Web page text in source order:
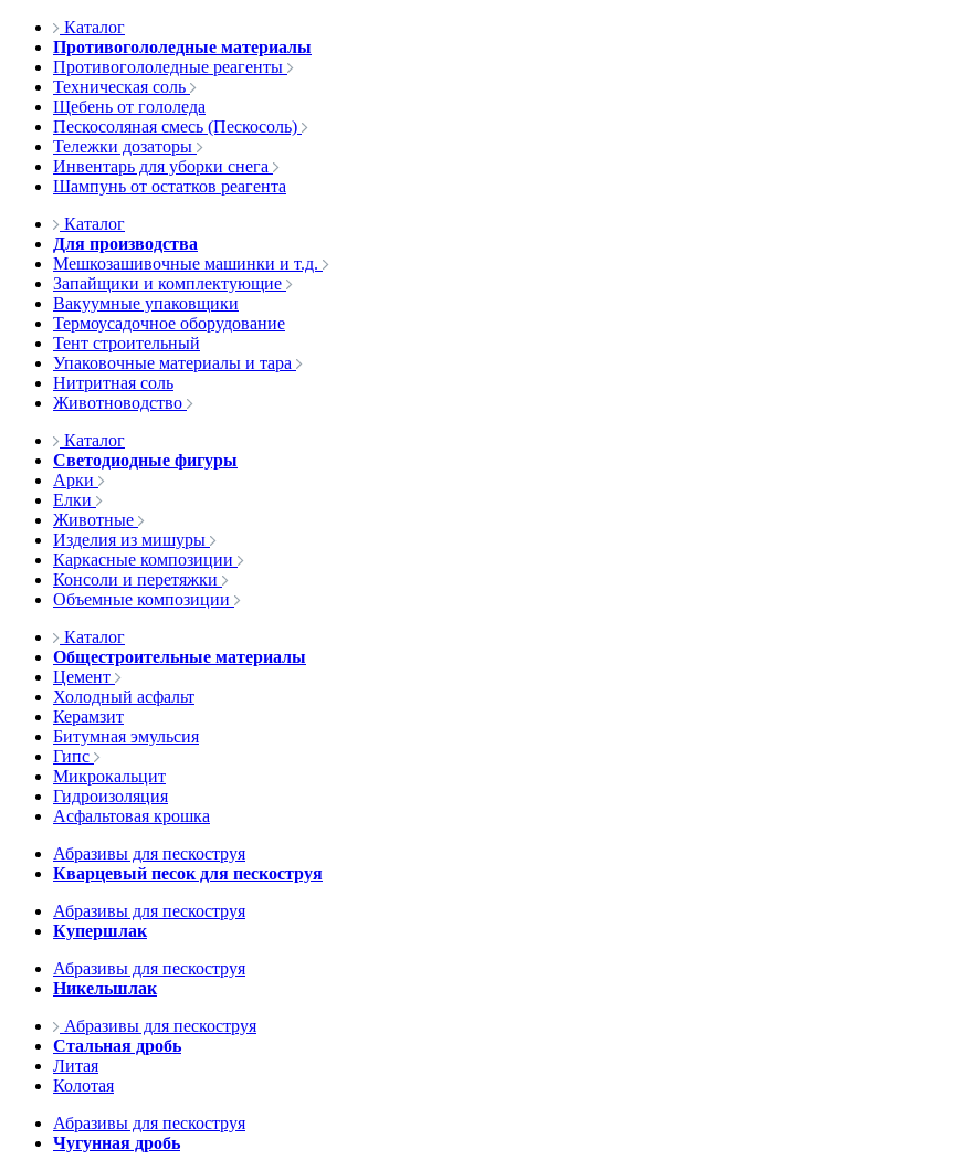
Каталог
Противогололедные материалы
Противогололедные реагенты
Техническая соль
Щебень от гололеда
Пескосоляная смесь (Пескосоль)
Тележки дозаторы
Инвентарь для уборки снега
Шампунь от остатков реагента
Каталог
Для производства
Мешкозашивочные машинки и т.д.
Запайщики и комплектующие
Вакуумные упаковщики
Термоусадочное оборудование
Тент строительный
Упаковочные материалы и тара
Нитритная соль
Животноводство
Каталог
Светодиодные фигуры
Арки
Елки
Животные
Изделия из мишуры
Каркасные композиции
Консоли и перетяжки
Объемные композиции
Каталог
Общестроительные материалы
Цемент
Холодный асфальт
Керамзит
Битумная эмульсия
Гипс
Микрокальцит
Гидроизоляция
Асфальтовая крошка
Абразивы для пескоструя
Кварцевый песок для пескоструя
Абразивы для пескоструя
Купершлак
Абразивы для пескоструя
Никельшлак
Абразивы для пескоструя
Стальная дробь
Литая
Колотая
Абразивы для пескоструя
Чугунная дробь